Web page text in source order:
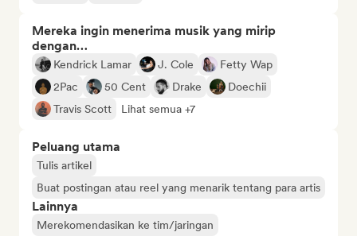
Mereka ingin menerima musik yang mirip
dengan…
Kendrick Lamar J. Cole
Fetty Wap
2Pac
50 Cent Drake
Doechii
Travis Scott
Lihat semua +7
Peluang utama
Tulis artikel
Buat postingan atau reel yang menarik tentang para artis
Lainnya
Merekomendasikan ke tim/jaringan